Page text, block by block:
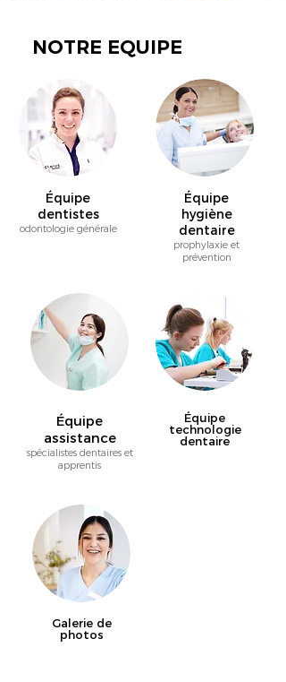
NOTRE EQUIPE
Équipe
dentistes
odontologie générale
Équipe
hygiène
dentaire
prophylaxie et
prévention
Équipe
assistance
spécialistes dentaires et
apprentis
Équipe
technologie
dentaire
Galerie de
photos